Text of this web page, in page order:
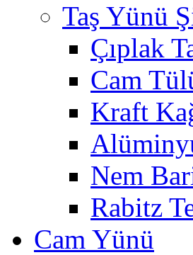
Taş Yünü
Çıplak
Cam
Kraft
Nem
Rabitz
Cam Yünü